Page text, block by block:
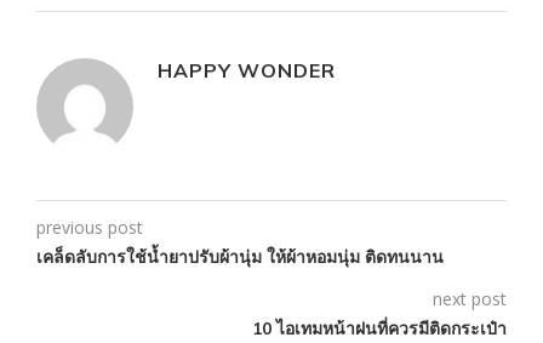
HAPPY WONDER
previous post
เคล็ดลับการใช้น้ำยาปรับผ้านุ่ม ให้ผ้าหอมนุ่ม ติดทนนาน
next post
10 ไอเทมหน้าฝนที่ควรมีติดกระเป๋า